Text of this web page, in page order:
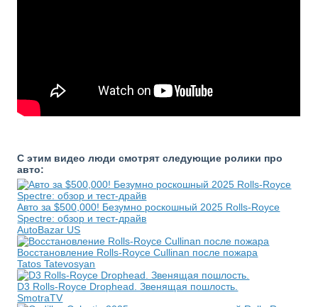
С этим видео люди смотрят следующие ролики про
авто:
Авто за $500,000! Безумно роскошный 2025 Rolls-Royce
Spectre: обзор и тест-драйв
AutoBazar US
Восстановление Rolls-Royce Cullinan после пожара
Tatos Tatevosyan
D3 Rolls-Royce Drophead. Звенящая пошлость.
SmotraTV